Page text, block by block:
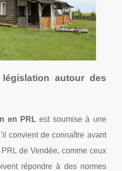
autour des
en PRL est soumise à une
convient de connaître avant
de Vendée, comme ceux
répondre à des normes